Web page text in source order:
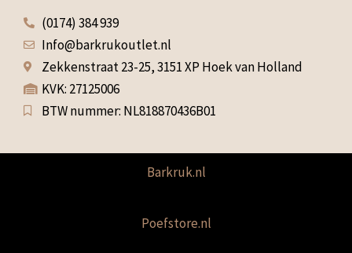
(0174) 384 939
Info@barkrukoutlet.nl
Zekkenstraat 23-25, 3151 XP Hoek van Holland
KVK: 27125006
BTW nummer: NL818870436B01
Barkruk.nl
Poefstore.nl